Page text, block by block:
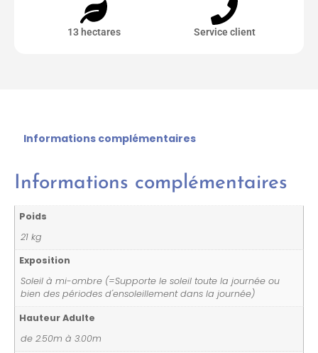
13 hectares Service client
Informations complémentaires
Informations complémentaires
Poids
21 kg
Exposition
Soleil à mi-ombre (=Supporte le soleil toute la journée ou
bien des périodes d'ensoleillement dans la journée)
Hauteur Adulte
de 2.50m à 3.00m